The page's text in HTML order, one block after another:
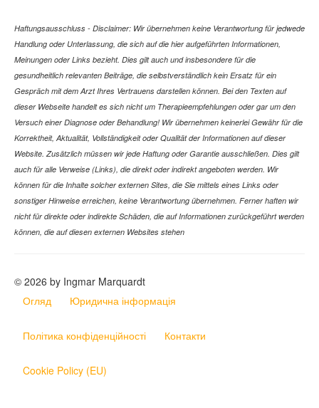
Haftungsausschluss - Disclaimer: Wir übernehmen keine Verantwortung für jedwede
Handlung oder Unterlassung, die sich auf die hier aufgeführten Informationen,
Meinungen oder Links bezieht. Dies gilt auch und insbesondere für die
gesundheitlich relevanten Beiträge, die selbstverständlich kein Ersatz für ein
Gespräch mit dem Arzt Ihres Vertrauens darstellen können. Bei den Texten auf
dieser Webseite handelt es sich nicht um Therapieempfehlungen oder gar um den
Versuch einer Diagnose oder Behandlung! Wir übernehmen keinerlei Gewähr für die
Korrektheit, Aktualität, Vollständigkeit oder Qualität der Informationen auf dieser
Website. Zusätzlich müssen wir jede Haftung oder Garantie ausschließen. Dies gilt
auch für alle Verweise (Links), die direkt oder indirekt angeboten werden. Wir
können für die Inhalte solcher externen Sites, die Sie mittels eines Links oder
sonstiger Hinweise erreichen, keine Verantwortung übernehmen. Ferner haften wir
nicht für direkte oder indirekte Schäden, die auf Informationen zurückgeführt werden
können, die auf diesen externen Websites stehen
© 2026 by Ingmar Marquardt
Огляд
Юридична інформація
Політика конфіденційності Контакти
Cookie Policy (EU)